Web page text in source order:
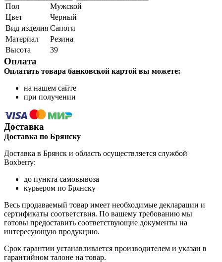
Пол
Мужской
Цвет
Черный
Вид изделия Сапоги
Материал
Резина
Высота
39
Оплата
Оплатить товара банковской картой вы можете:
на нашем сайте
при получении
Доставка
Доставка по Брянску
Доставка в Брянск и область осуществляется службой
Boxberry:
до пункта самовывоза
курьером по Брянску
Весь продаваемый товар имеет необходимые декларации и
сертификаты соответствия. По вашему требованию мы
готовы предоставить соответствующие документы на
интересующую продукцию.
Срок гарантии устанавливается производителем и указан в
гарантийном талоне на товар.